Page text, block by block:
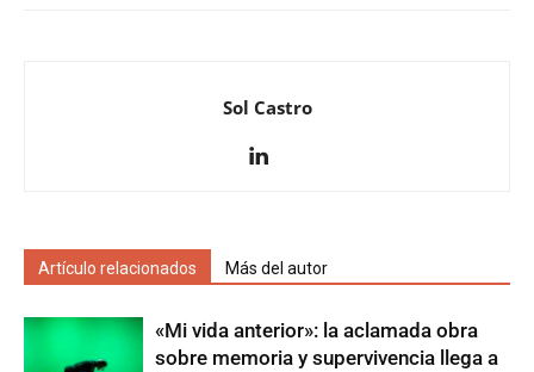
Sol Castro
Artículo relacionados Más del autor
«Mi vida anterior»: la aclamada obra
sobre memoria y supervivencia llega a